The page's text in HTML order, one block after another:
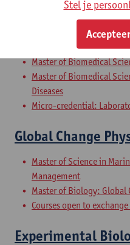
mechanismes van ziekten
Master in de biochemie
Master in de
wetenschappelijk
Master of Biomedical
Master of Biomedical
Diseases
Micro-credential:
Global Change
Master of Science in
Management
Master of Biology: Global
Courses open to
Experimental
Stel je